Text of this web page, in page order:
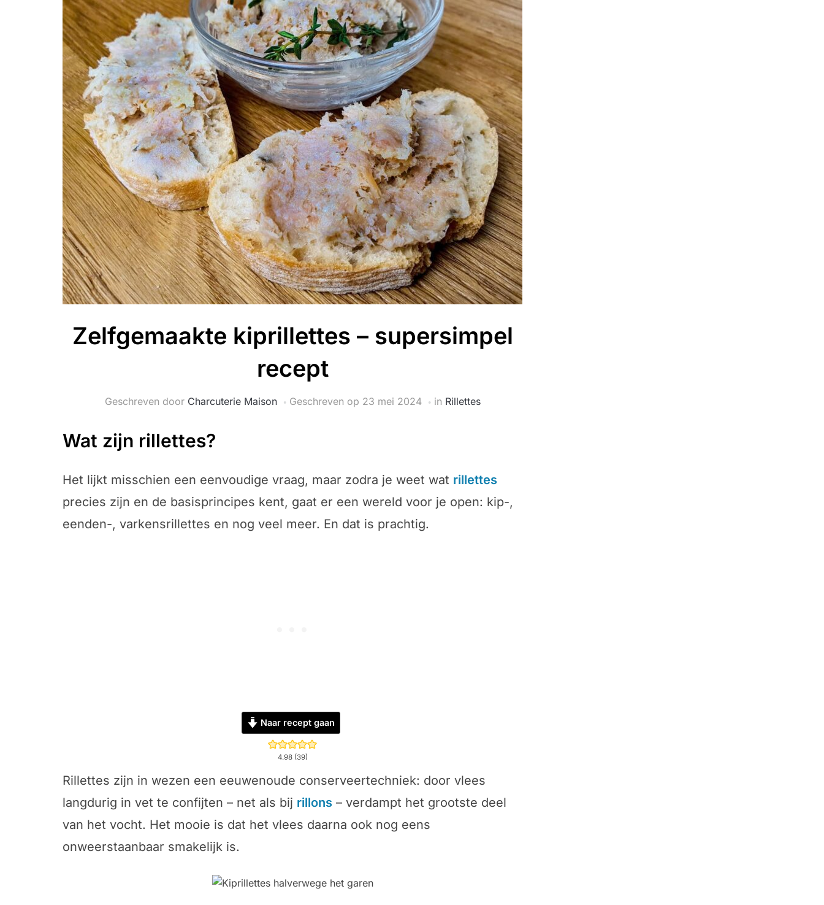
Zelfgemaakte kiprillettes – supersimpel
recept
Geschreven door Charcuterie Maison Geschreven op 23 mei 2024 in Rillettes
Wat zijn rillettes?
Het lijkt misschien een eenvoudige vraag, maar zodra je weet wat rillettes
precies zijn en de basisprincipes kent, gaat er een wereld voor je open: kip-,
eenden-, varkensrillettes en nog veel meer. En dat is prachtig.
Naar recept gaan
4.98(39)
Rillettes zijn in wezen een eeuwenoude conserveertechniek: door vlees
langdurig in vet te confijten – net als bij rillons – verdampt het grootste deel
van het vocht. Het mooie is dat het vlees daarna ook nog eens
onweerstaanbaar smakelijk is.